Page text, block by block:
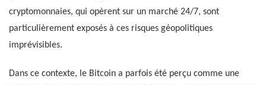
cryptomonnaies, qui opèrent sur un marché 24/7, sont
particulièrement exposés à ces risques géopolitiques
imprévisibles.
Dans ce contexte, le Bitcoin a parfois été perçu comme une